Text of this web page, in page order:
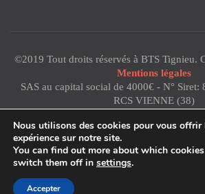
©2019 Tout droits réservés à BTS Tignieu.
Mentions légales
SAS au capital social de 4000€ - N° Siret:
RCS VIENNE (38)
Nous utilisons des cookies pour vous offrir
expérience sur notre site.
You can find out more about which
switch them off in settings.
Accepter